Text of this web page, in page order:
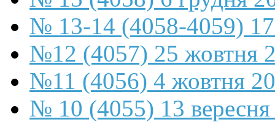
№ 13-14 (4058-4059) 17
№12 (4057) 25 жовтня
№11 (4056) 4 жовтня
№ 10 (4055) 13